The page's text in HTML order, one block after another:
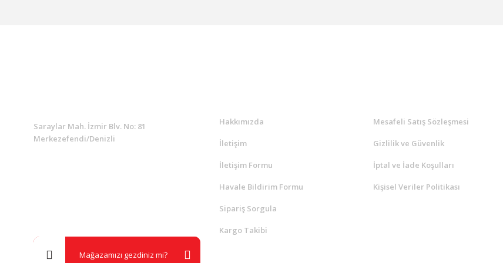
Saraylar Mah. İzmir Blv. No: 81
Merkezefendi/Denizli
Mağazamızı gezdiniz mi?
Hakkımızda
İletişim
İletişim Formu
Havale Bildirim Formu
Sipariş Sorgula
Kargo Takibi
Mesafeli Satış Sözleşmesi
Gizlilik ve Güvenlik
İptal ve İade Koşulları
Kişisel Veriler Politikası